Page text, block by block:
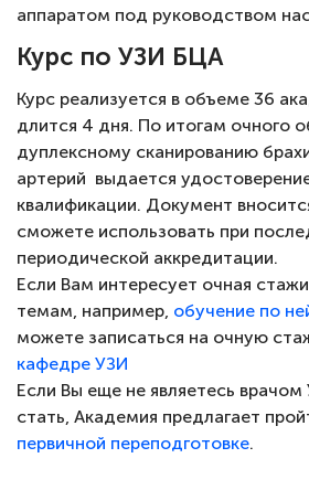
аппаратом под руководством
Курс по УЗИ БЦА
Курс реализуется в объеме 36
длится 4 дня. По итогам очного
дуплексному сканированию
артерий выдается
квалификации. Документ
сможете использовать при
периодической аккредитации.
Если Вам интересует очная
темам, например, обучение по
можете записаться на очную
кафедре УЗИ
Если Вы еще не являетесь
стать, Академия предлагает
первичной переподготовке.